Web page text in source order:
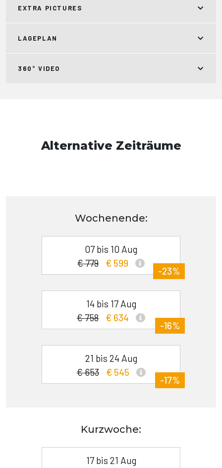
EXTRA PICTURES
LAGEPLAN
360° VIDEO
Alternative Zeiträume
Wochenende:
07 bis 10 Aug
€ 779
€ 599
-23%
14 bis 17 Aug
€ 758
€ 634
-16%
21 bis 24 Aug
€ 653
€ 545
-17%
Kurzwoche:
17 bis 21 Aug